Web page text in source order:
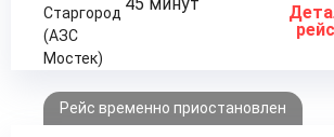
Старгород
(АЗС
Мостек)
Рейс временно приостановлен